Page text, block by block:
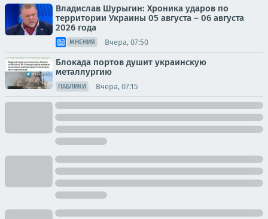
Владислав Шурыгин: Хроника ударов по
территории Украины 05 августа – 06 августа
2026 года
МНЕНИЯ Вчера, 07:50
Блокада портов душит украинскую
металлургию
ПАБЛИКИ Вчера, 07:15